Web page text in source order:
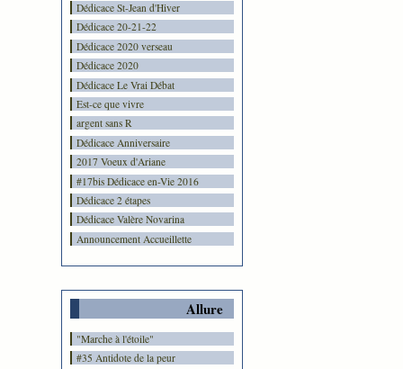
Dédicace St-Jean d'Hiver
Dédicace 20-21-22
Dédicace 2020 verseau
Dédicace 2020
Dédicace Le Vrai Débat
Est-ce que vivre
argent sans R
Dédicace Anniversaire
2017 Voeux d'Ariane
#17bis Dédicace en-Vie 2016
Dédicace 2 étapes
Dédicace Valère Novarina
Announcement Accueillette
Allure
"Marche à l'étoile"
#35 Antidote de la peur